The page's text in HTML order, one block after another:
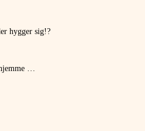
hygger sig!?
…